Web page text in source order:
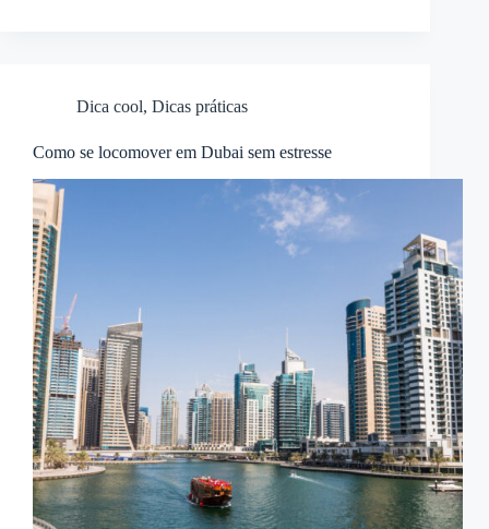
Dica cool, Dicas práticas
Como se locomover em Dubai sem estresse